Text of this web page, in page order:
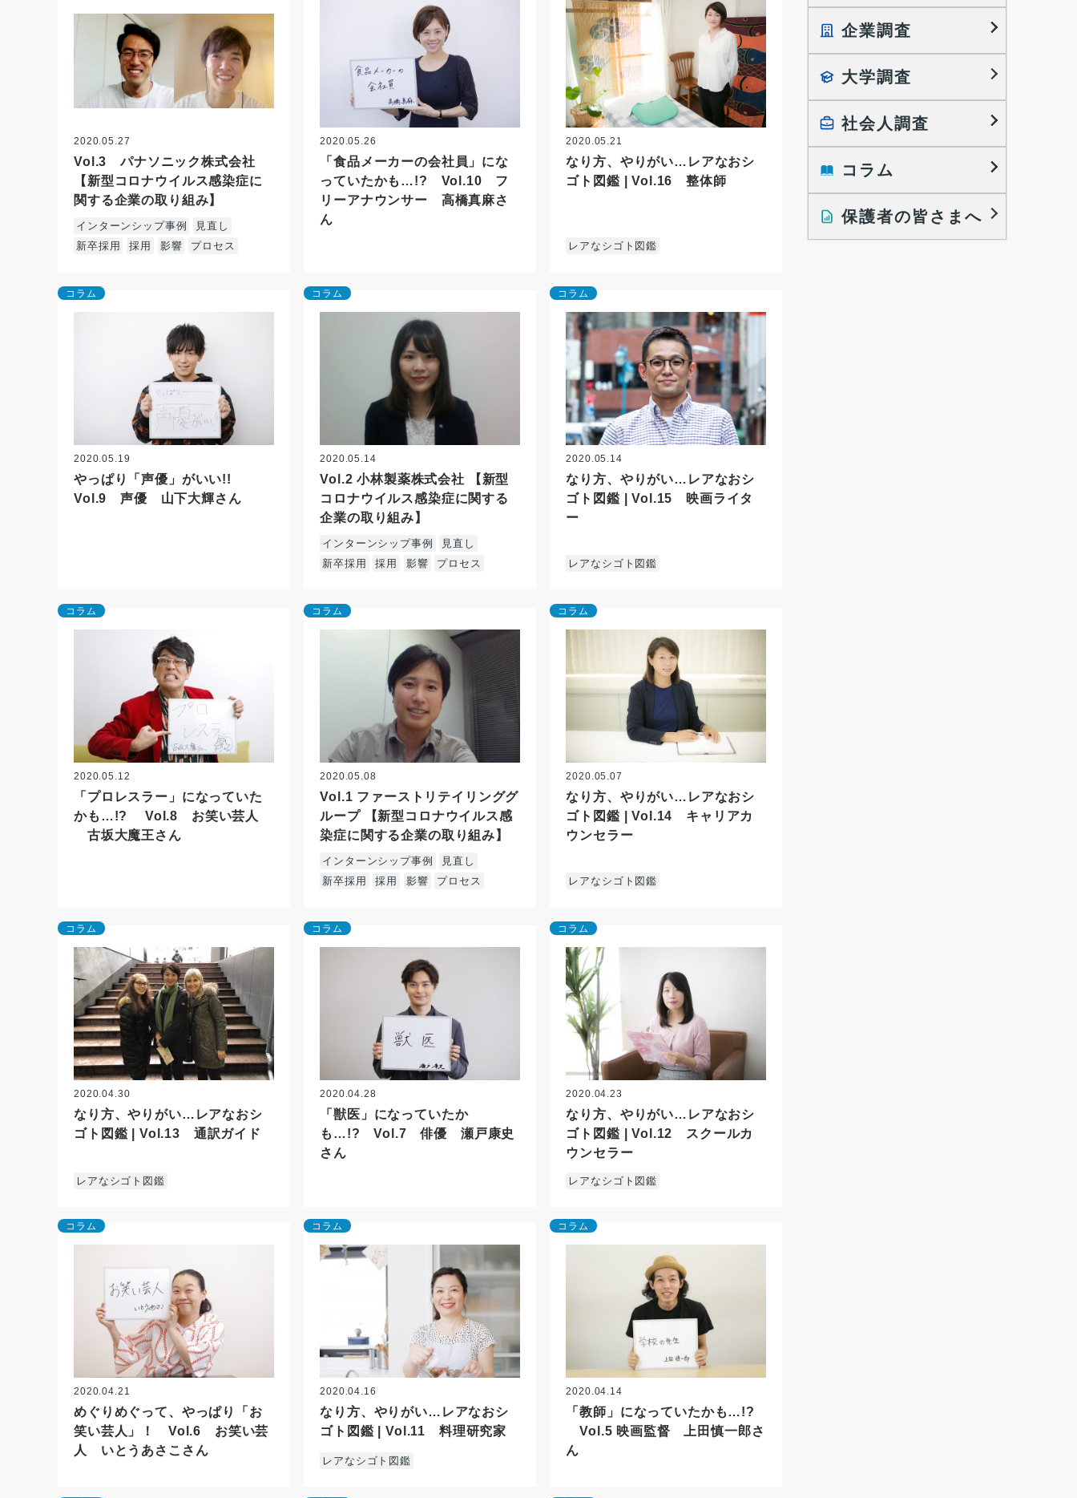
2020.05.27
Vol.3 パナソニック株式会社
【新型コロナウイルス感染症に
関する企業の取り組み】
インターンシップ事例
見直し
新卒採用
採用 影響 プロセス
2020.05.26
「食品メーカーの会社員」にな
っていたかも…!? Vol.10 フ
リーアナウンサー 高橋真麻さ
ん
2020.05.21
なり方、やりがい…レアなおシ
ゴト図鑑 | Vol.16 整体師
レアなシゴト図鑑
コラム
2020.05.19
やっぱり「声優」がいい!!
Vol.9 声優 山下大輝さん
コラム
2020.05.14
Vol.2 小林製薬株式会社 【新型
コロナウイルス感染症に関する
企業の取り組み】
インターンシップ事例
見直し
新卒採用
採用 影響 プロセス
コラム
2020.05.14
なり方、やりがい…レアなおシ
ゴト図鑑 | Vol.15 映画ライタ
ー
レアなシゴト図鑑
コラム
2020.05.12
「プロレスラー」になっていた
かも…!? Vol.8 お笑い芸人
古坂大魔王さん
コラム
2020.05.08
Vol.1 ファーストリテイリンググ
ループ 【新型コロナウイルス感
染症に関する企業の取り組み】
インターンシップ事例
見直し
新卒採用
採用 影響 プロセス
コラム
2020.05.07
なり方、やりがい…レアなおシ
ゴト図鑑 | Vol.14 キャリアカ
ウンセラー
レアなシゴト図鑑
コラム
2020.04.30
なり方、やりがい…レアなおシ
ゴト図鑑 | Vol.13 通訳ガイド
レアなシゴト図鑑
コラム
2020.04.28
「獣医」になっていたか
も…!? Vol.7 俳優 瀬戸康史
さん
コラム
2020.04.23
なり方、やりがい…レアなおシ
ゴト図鑑 | Vol.12 スクールカ
ウンセラー
レアなシゴト図鑑
コラム
2020.04.21
めぐりめぐって、やっぱり「お
笑い芸人」！ Vol.6 お笑い芸
人 いとうあさこさん
コラム
2020.04.16
なり方、やりがい…レアなおシ
ゴト図鑑 | Vol.11 料理研究家
レアなシゴト図鑑
コラム
2020.04.14
「教師」になっていたかも…!?
Vol.5 映画監督 上田慎一郎さ
ん
就職プロセス調査
働きたい組織の特徴
大学生の地域間移動レポート
就職活動に関するレポート
企業調査
採用に関する調査
大学調査
社会人調査
就職活動と入社後の就業
コラム
インタビュー記事
保護者の皆さまへ